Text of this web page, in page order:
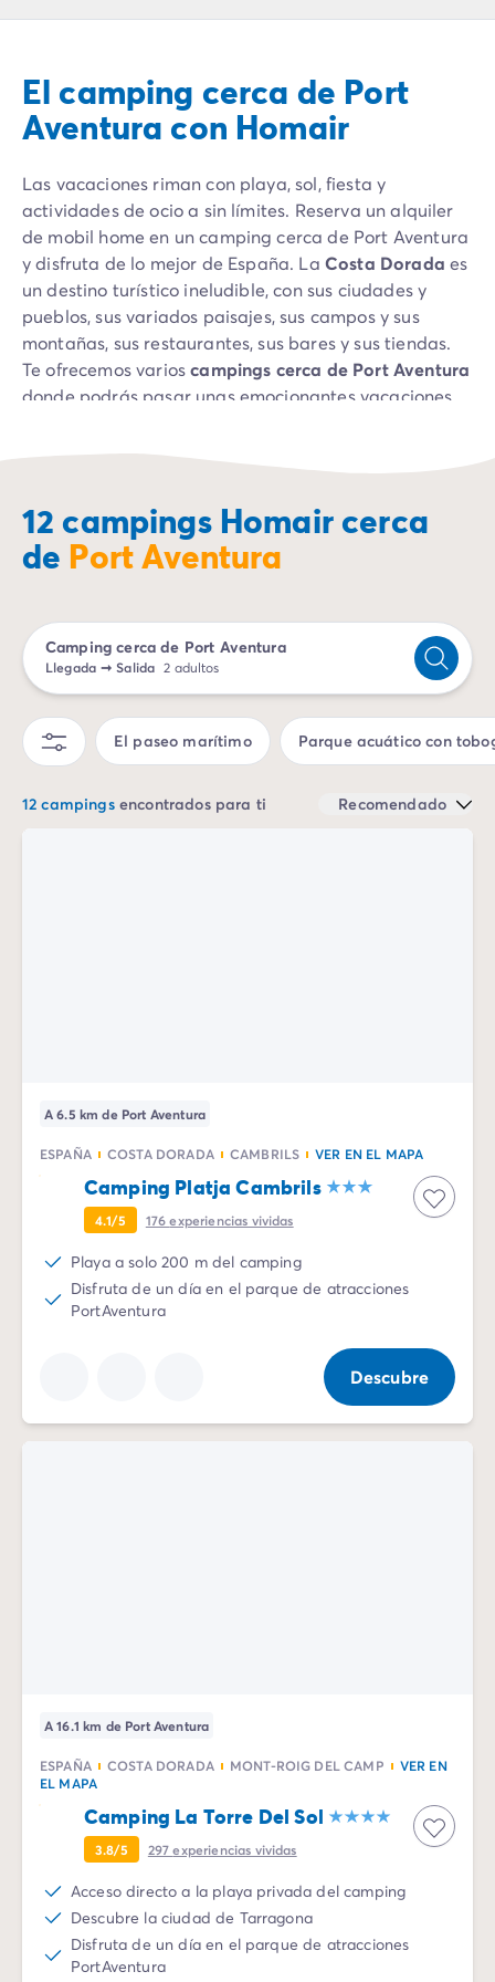
Camping Tarragona
Camping Comunidad Valenciana
Camping Costa Blanca
Camping Alicante
Camping Benidorm
Camping Costa de Azahar
Camping Peniscola
Camping Portugal
Camping Algarve
Camping Norte de Portugal
Camping Oporto
Camping Francia
Camping Dordoña - Périgord
Camping Landas
Camping Biscarrosse
Camping Pirineos-Atlánticos
Camping Bretaña
Camping Córcega
Camping Grand Est
Camping Alsacia
Camping Languedoc-Rosellón
Camping Pirineos-Orientales
Camping Argelès sur Mer
Camping Lago de Guardia
Camping Lago Mayor
Camping Piamonte
Camping Toscana
Camping Véneto
Camping Venecia
Camping Croacia
Otros destinos
Camping Luxemburgo
Camping con piscina climatizada
Camping con un bebé
Camping en familia
Camping en plena naturaleza
Camping que admite perros
Campings 5 estrellas
Campings de lujo
Por destino
Camping Costa Azul
Camping Isla de Elba
El camping cerca de Port
Aventura con Homair
Las vacaciones riman con playa, sol, fiesta y
actividades de ocio a sin límites. Reserva un alquiler
de mobil home en un camping cerca de Port Aventura
y disfruta de lo mejor de España. La Costa Dorada es
un destino turístico ineludible, con sus ciudades y
pueblos, sus variados paisajes, sus campos y sus
montañas, sus restaurantes, sus bares y sus tiendas.
Te ofrecemos varioscampings cerca de Port Aventura
donde podrás pasar unas emocionantes vacaciones
12 campings Homair cerca
de Port Aventura
Camping cerca de Port Aventura
Llegada ➞ Salida 2 adultos
El paseo marítimo Parque acuático con
12 campingsencontrados para ti Recomendado
A 6.5 km de Port Aventura
ESPAÑA COSTA DORADA CAMBRILS VER EN EL MAPA
Camping Platja Cambrils
4.1/5 176experiencias vividas
Playa a solo 200 m del camping
Disfruta de un día en el parque de atracciones
PortAventura
Descubre
A 16.1 km de Port Aventura
ESPAÑA COSTA DORADA MONT-ROIG DEL CAMP
VER EN
EL MAPA
Camping La Torre Del Sol
3.8/5 297experiencias vividas
Acceso directo a la playa privada del camping
Descubre la ciudad de Tarragona
Disfruta de un día en el parque de atracciones
PortAventura